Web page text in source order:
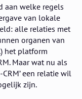
aan welke regels
van lokale
alle relaties met
organen van
het platform
Maar wat nu als
een relatie wil
zijn.